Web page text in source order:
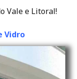
Vale e Litoral!
Vidro